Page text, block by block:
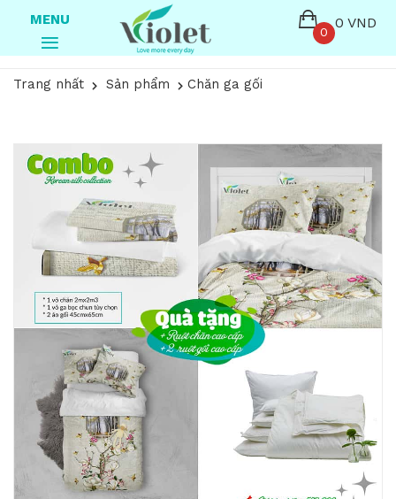
MENU
0
0 VND
Trang nhất Sản phẩm Chăn ga gối